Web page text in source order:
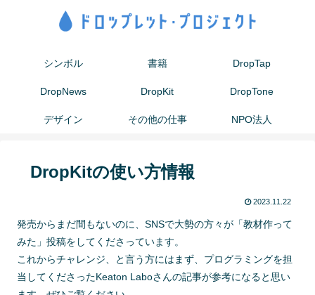
シンボル 書籍 DropTap
DropNews DropKit DropTone
デザイン その他の仕事 NPO法人
DropKitの使い方情報
2023.11.22
発売からまだ間もないのに、SNSで大勢の方々が「教材作って
みた」投稿をしてくださっています。
これからチャレンジ、と言う方にはまず、プログラミングを担
当してくださったKeaton Laboさんの記事が参考になると思い